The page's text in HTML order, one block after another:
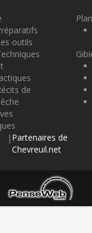
outils
de
| Partenaires de
Chevreuil.net